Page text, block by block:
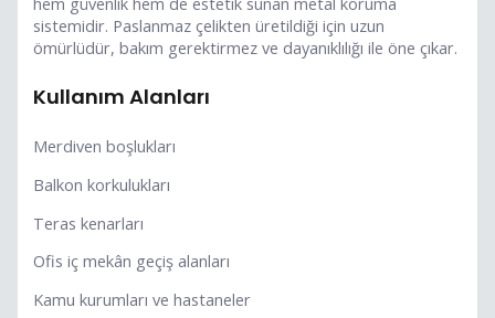
sistemidir. Paslanmaz çelikten üretildiği için uzun
ömürlüdür, bakım gerektirmez ve dayanıklılığı ile öne çıkar.
Kullanım Alanları
Merdiven boşlukları
Balkon korkulukları
Teras kenarları
Ofis iç mekân geçiş alanları
Kamu kurumları ve hastaneler